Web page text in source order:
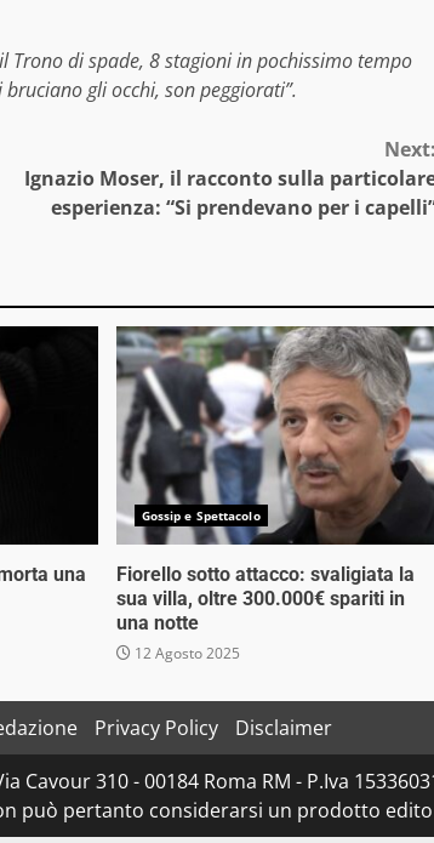
Trono di spade, 8 stagioni in pochissimo tempo
gli occhi, son peggiorati”.
Ignazio Moser, il racconto sulla
esperienza: “Si prendevano per i
una
Gossip e Spettacolo
Fiorello sotto attacco: svaligiata la
sua villa, oltre 300.000€ spariti in
una notte
12 Agosto 2025
Privacy Policy
Disclaimer
310 - 00184 Roma RM - P.Iva
può pertanto considerarsi un prodotto